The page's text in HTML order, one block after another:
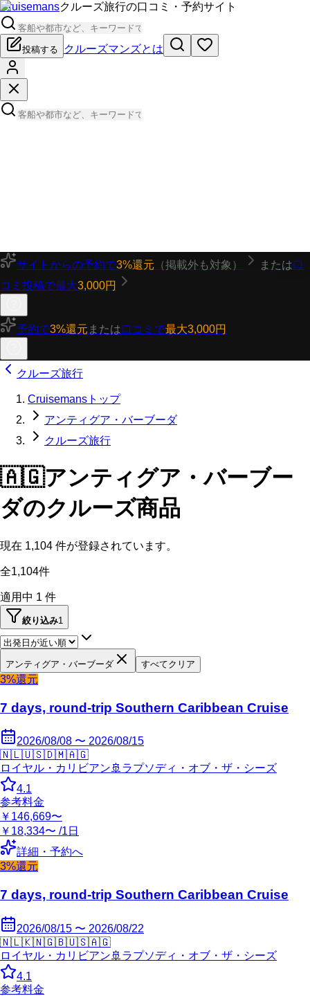
Cruisemansクルーズ旅行の口コミ・予約サイト
投稿する クルーズマンズとは
サイトからの予約で3%還元 （掲載外も対象） または口
コミ投稿で最大3,000円
予約で3%還元 または口コミで最大3,000円
クルーズ旅行
Cruisemansトップ
アンティグア・バーブーダ
クルーズ旅行
🇦🇬アンティグア・バーブー
ダのクルーズ商品
現在 1,104 件が登録されています。
全1,104件
適用中 1 件
絞り込み1
アンティグア・バーブーダ すべてクリア
3%還元
7 days, round-trip Southern Caribbean Cruise
2026/08/08 〜 2026/08/15
🇳🇱🇺🇸🇩🇲🇦🇬
ロイヤル・カリビアン 🚢 ラプソディ・オブ・ザ・シーズ
4.1
参考料金
￥146,669〜
￥18,334〜 /1日
詳細・予約へ
3%還元
7 days, round-trip Southern Caribbean Cruise
2026/08/15 〜 2026/08/22
🇳🇱🇰🇳🇬🇧🇺🇸🇦🇬
ロイヤル・カリビアン 🚢 ラプソディ・オブ・ザ・シーズ
4.1
参考料金